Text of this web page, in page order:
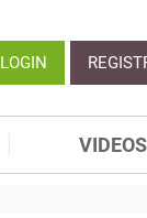
LOGIN
VIDEOS